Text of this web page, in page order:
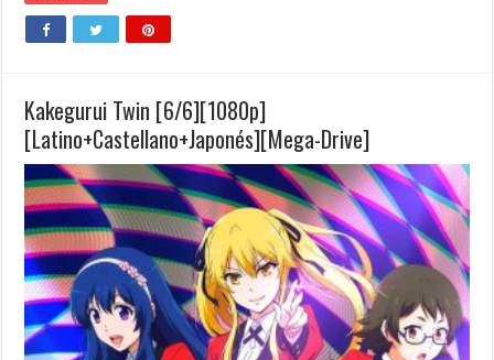
Kakegurui Twin [6/6][1080p]
[Latino+Castellano+Japonés][Mega-Drive]